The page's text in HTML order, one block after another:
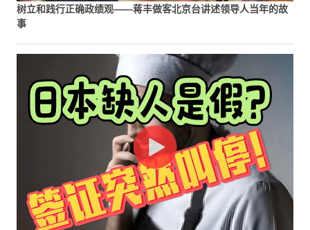
树立和践行正确政绩观——蒋丰做客北京台讲述领导人当年的故
事